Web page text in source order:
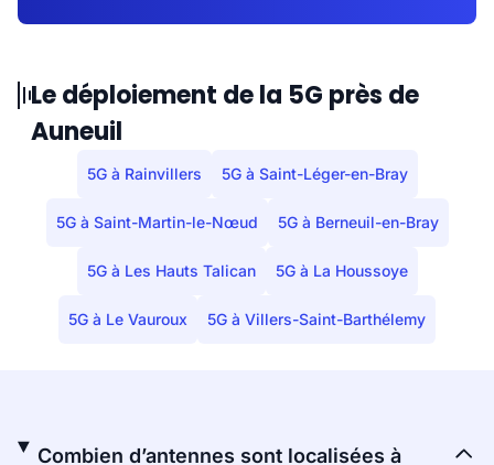
Le déploiement de la 5G près de
Auneuil
5G à Rainvillers 5G à Saint-Léger-en-Bray
5G à Saint-Martin-le-Nœud 5G à Berneuil-en-Bray
5G à Les Hauts Talican 5G à La Houssoye
5G à Le Vauroux 5G à Villers-Saint-Barthélemy
Combien d’antennes sont localisées à